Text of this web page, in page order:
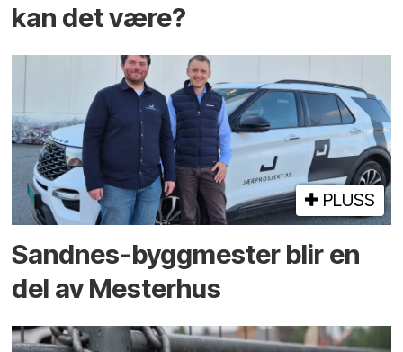
kan det være?
PLUSS
Sandnes-byggmester blir en
del av Mesterhus